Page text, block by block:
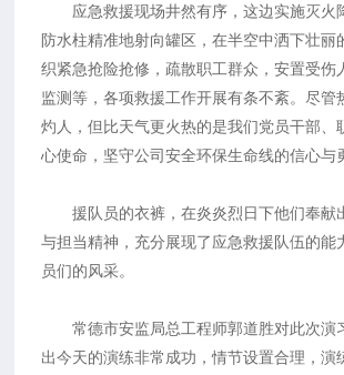
应急救援现场井然有序，这边实施灭火
防水柱精准地射向罐区，在半空中洒下壮丽
织紧急抢险抢修，疏散职工群众，安置受伤
监测等，各项救援工作开展有条不紊。尽管
灼人，但比天气更火热的是我们党员干部、
心使命，坚守公司安全环保生命线的信心与
援队员的衣裤，在炎炎烈日下他们奉献
与担当精神，充分展现了应急救援队伍的能
员们的风采。
常德市安监局总工程师郭道胜对此次演
出今天的演练非常成功，情节设置合理，演